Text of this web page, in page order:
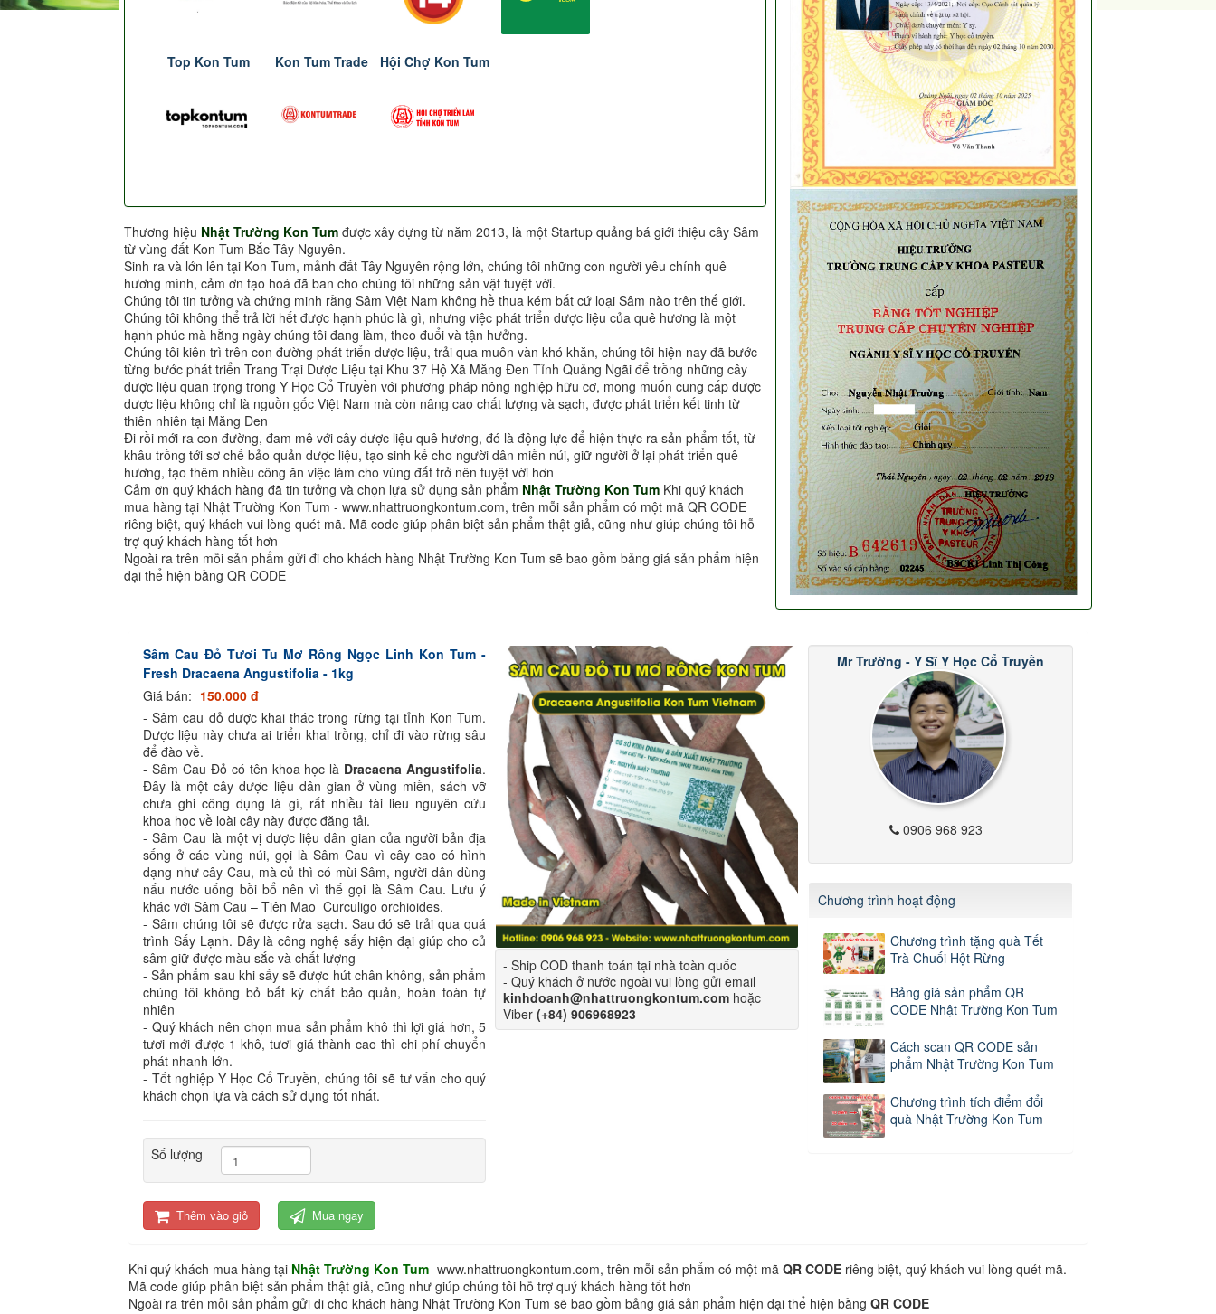
Top Kon Tum Kon Tum Trade Hội Chợ Kon Tum
Thương hiệu Nhật Trường Kon Tum được xây dựng từ năm 2013, là một Startup quảng bá giới thiệu cây Sâm
từ vùng đất Kon Tum Bắc Tây Nguyên.
Sinh ra và lớn lên tại Kon Tum, mảnh đất Tây Nguyên rộng lớn, chúng tôi những con người yêu chính quê
hương mình, cảm ơn tạo hoá đã ban cho chúng tôi những sản vật tuyệt vời.
Chúng tôi tin tưởng và chứng minh rằng Sâm Việt Nam không hề thua kém bất cứ loại Sâm nào trên thế giới.
Chúng tôi không thể trả lời hết được hạnh phúc là gì, nhưng việc phát triển dược liệu của quê hương là một
hạnh phúc mà hằng ngày chúng tôi đang làm, theo đuổi và tận hưởng.
Chúng tôi kiên trì trên con đường phát triển dược liệu, trải qua muôn vàn khó khăn, chúng tôi hiện nay đã bước
từng bước phát triển Trang Trại Dược Liệu tại Khu 37 Hộ Xã Măng Đen Tỉnh Quảng Ngãi để trồng những cây
dược liệu quan trọng trong Y Học Cổ Truyền với phương pháp nông nghiệp hữu cơ, mong muốn cung cấp được
dược liệu không chỉ là nguồn gốc Việt Nam mà còn nâng cao chất lượng và sạch, được phát triển kết tinh từ
thiên nhiên tại Măng Đen
Đi rồi mới ra con đường, đam mê với cây dược liệu quê hương, đó là động lực để hiện thực ra sản phẩm tốt, từ
khâu trồng tới sơ chế bảo quản dược liệu, tạo sinh kế cho người dân miền núi, giữ người ở lại phát triển quê
hương, tạo thêm nhiều công ăn việc làm cho vùng đất trở nên tuyệt vời hơn
Cảm ơn quý khách hàng đã tin tưởng và chọn lựa sử dụng sản phẩm Nhật Trường Kon Tum Khi quý khách
mua hàng tại Nhật Trường Kon Tum - www.nhattruongkontum.com, trên mỗi sản phẩm có một mã QR CODE
riêng biệt, quý khách vui lòng quét mã. Mã code giúp phân biệt sản phẩm thật giả, cũng như giúp chúng tôi hỗ
trợ quý khách hàng tốt hơn
Ngoài ra trên mỗi sản phẩm gửi đi cho khách hàng Nhật Trường Kon Tum sẽ bao gồm bảng giá sản phẩm hiện
đại thể hiện bằng QR CODE
Sâm Cau Đỏ Tươi Tu Mơ Rông Ngọc Linh Kon Tum -
Fresh Dracaena Angustifolia - 1kg
Giá bán: 150.000 đ
- Sâm cau đỏ được khai thác trong rừng tại tỉnh Kon Tum.
Dược liệu này chưa ai triển khai trồng, chỉ đi vào rừng sâu
để đào về.
- Sâm Cau Đỏ có tên khoa học là Dracaena Angustifolia.
Đây là một cây dược liệu dân gian ở vùng miền, sách vỡ
chưa ghi công dụng là gì, rất nhiều tài lieu nguyên cứu
khoa học về loài cây này được đăng tải.
- Sâm Cau là một vị dược liệu dân gian của người bản địa
sống ở các vùng núi, gọi là Sâm Cau vì cây cao có hình
dạng như cây Cau, mà củ thì có mùi Sâm, người dân dùng
nấu nước uống bồi bổ nên vì thế gọi là Sâm Cau. Lưu ý
khác với Sâm Cau – Tiên Mao Curculigo orchioides.
- Sâm chúng tôi sẽ được rửa sạch. Sau đó sẽ trải qua quá
trình Sấy Lạnh. Đây là công nghệ sấy hiện đại giúp cho củ
sâm giữ được màu sắc và chất lượng
- Sản phẩm sau khi sấy sẽ được hút chân không, sản phẩm
chúng tôi không bỏ bất kỳ chất bảo quản, hoàn toàn tự
nhiên
- Quý khách nên chọn mua sản phẩm khô thì lợi giá hơn, 5
tươi mới được 1 khô, tươi giá thành cao thì chi phí chuyển
phát nhanh lớn.
- Tốt nghiệp Y Học Cổ Truyền, chúng tôi sẽ tư vấn cho quý
khách chọn lựa và cách sử dụng tốt nhất.
Số lượng
Thêm vào giỏ Mua ngay
- Ship COD thanh toán tại nhà toàn quốc
- Quý khách ở nước ngoài vui lòng gửi email
kinhdoanh@nhattruongkontum.com hoặc
Viber(+84) 906968923
Mr Trường - Y Sĩ Y Học Cổ Truyền
0906 968 923
Chương trình hoạt động
Chương trình tặng quà Tết
Trà Chuối Hột Rừng
Bảng giá sản phẩm QR
CODE Nhật Trường Kon Tum
Cách scan QR CODE sản
phẩm Nhật Trường Kon Tum
Chương trình tích điểm đổi
quà Nhật Trường Kon Tum
Khi quý khách mua hàng tại Nhật Trường Kon Tum- www.nhattruongkontum.com, trên mỗi sản phẩm có một mã QR CODE riêng biệt, quý khách vui lòng quét mã.
Mã code giúp phân biệt sản phẩm thật giả, cũng như giúp chúng tôi hỗ trợ quý khách hàng tốt hơn
Ngoài ra trên mỗi sản phẩm gửi đi cho khách hàng Nhật Trường Kon Tum sẽ bao gồm bảng giá sản phẩm hiện đại thể hiện bằng QR CODE